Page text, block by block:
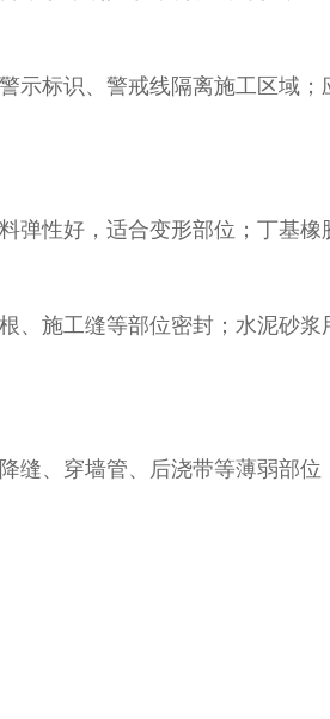
示标识、警戒线隔离施工区域；
弹性好，适合变形部位；丁基橡
、施工缝等部位密封；水泥砂浆
缝、穿墙管、后浇带等薄弱部位